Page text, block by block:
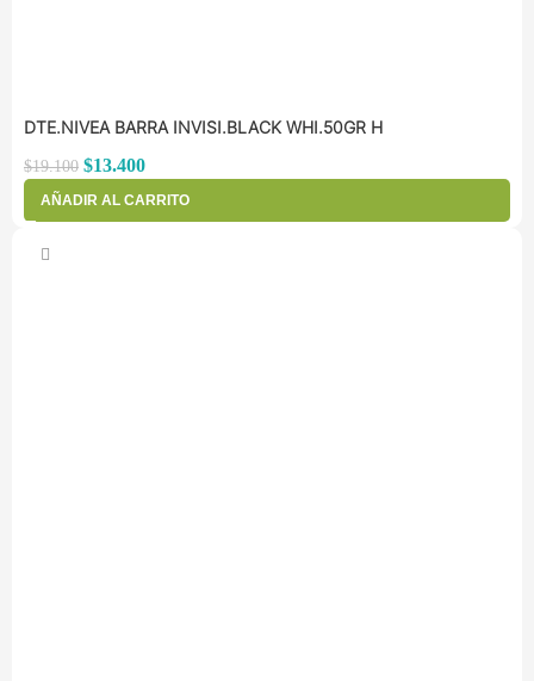
DTE.NIVEA BARRA INVISI.BLACK WHI.50GR H
$19.100 $13.400
AÑADIR AL CARRITO